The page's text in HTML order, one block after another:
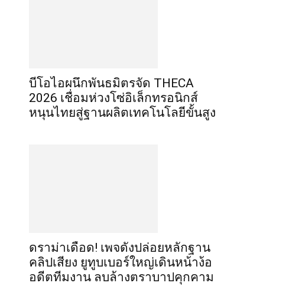
บีโอไอผนึกพันธมิตรจัด THECA
2026 เชื่อมห่วงโซ่อิเล็กทรอนิกส์
หนุนไทยสู่ฐานผลิตเทคโนโลยีขั้นสูง
ดราม่าเดือด! เพจดังปล่อยหลักฐาน
คลิปเสียง ยูทูบเบอร์ใหญ่เดินหน้าง้อ
อดีตทีมงาน ลบล้างตราบาปคุกคาม